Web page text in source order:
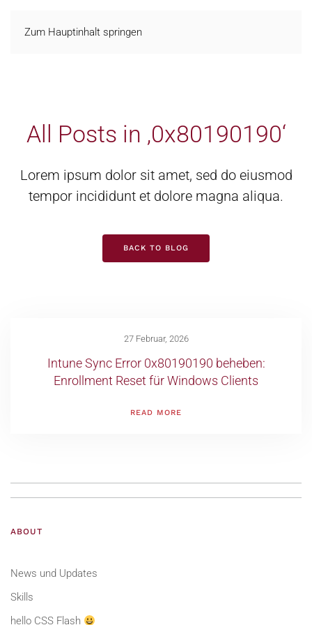
Zum Hauptinhalt springen
All Posts in ‚0x80190190‘
Lorem ipsum dolor sit amet, sed do eiusmod
tempor incididunt et dolore magna aliqua.
BACK TO BLOG
27 Februar, 2026
Intune Sync Error 0x80190190 beheben:
Enrollment Reset für Windows Clients
READ MORE
ABOUT
News und Updates
Skills
hello CSS Flash